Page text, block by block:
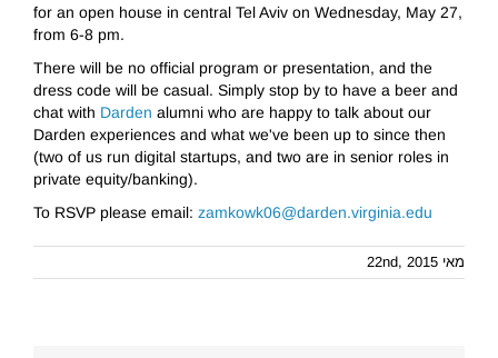
for an open house in central Tel Aviv on Wednesday, May 27,
from 6-8 pm.
There will be no official program or presentation, and the
dress code will be casual. Simply stop by to have a beer and
chat with Darden alumni who are happy to talk about our
Darden experiences and what we've been up to since then
(two of us run digital startups, and two are in senior roles in
private equity/banking).
To RSVP please email: zamkowk06@darden.virginia.edu
מאי 22nd, 2015